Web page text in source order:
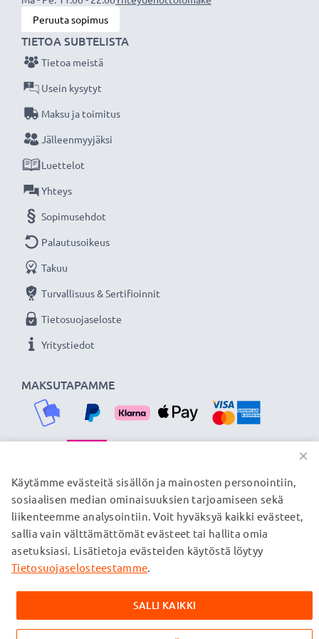
Peruuta sopimus
MAKSUTAPAMME
TIETOA SUBTELISTA
Tietoa meistä
Usein kysytyt
Maksu ja toimitus
Jälleenmyyjäksi
Luettelot
Yhteys
Sopimusehdot
Palautusoikeus
Takuu
Turvallisuus & Sertifioinnit
Tietosuojaseloste
Yritystiedot
TOIMITUSKUMPPANIMME
© subtel.fi 2026
Kaikki hinnat sisältävät arvonlisäveron, mutta ei
toimituskuluja. Kaikki sivuillamme mainitut tavaramerkit ovat
verkkosivuillamme ainoastaan tuotteitamme koskevan
×
Käytämme evästeitä sisällön ja mainosten personointiin,
sosiaalisen median ominaisuuksien tarjoamiseen sekä
liikenteemme analysointiin. Voit hyväksyä kaikki evästeet,
sallia vain välttämättömät evästeet tai hallita omia
asetuksiasi. Lisätietoja evästeiden käytöstä löytyy
Tietosuojaselosteestamme.
SALLI KAIKKI